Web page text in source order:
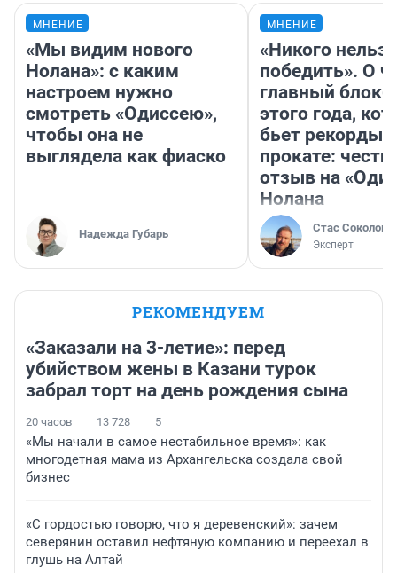
МНЕНИЕ
«Мы видим нового
Нолана»: с каким
настроем нужно
смотреть «Одиссею»,
чтобы она не
выглядела как фиаско
Надежда Губарь
МНЕНИЕ
«Никого нельзя
победить». О
главный
этого года,
бьет рекорды в
прокате:
отзыв на
Нолана
Стас Соколов
Эксперт
РЕКОМЕНДУЕМ
«Заказали на 3-летие»: перед
убийством жены в Казани турок
забрал торт на день рождения сына
20 часов 13 728 5
«Мы начали в самое нестабильное время»: как
многодетная мама из Архангельска создала свой
бизнес
«С гордостью говорю, что я деревенский»: зачем
северянин оставил нефтяную компанию и переехал в
глушь на Алтай